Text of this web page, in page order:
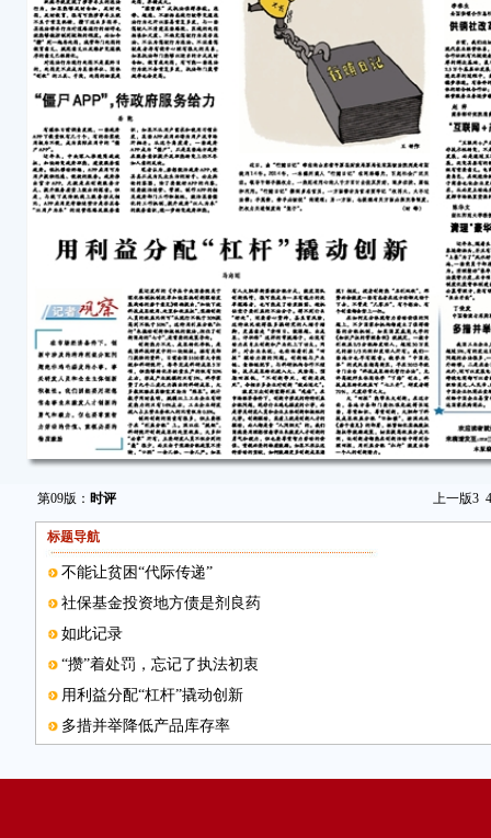
第09版： 时评 上一版3 4
标题导航
不能让贫困“代际传递”
社保基金投资地方债是剂良药
如此记录
“攒”着处罚，忘记了执法初衷
用利益分配“杠杆”撬动创新
多措并举降低产品库存率